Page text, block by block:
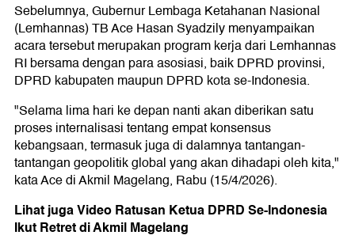
Sebelumnya, Gubernur Lembaga Ketahanan Nasional
(Lemhannas) TB Ace Hasan Syadzily menyampaikan
acara tersebut merupakan program kerja dari Lemhannas
RI bersama dengan para asosiasi, baik DPRD provinsi,
DPRD kabupaten maupun DPRD kota se-Indonesia.
"Selama lima hari ke depan nanti akan diberikan satu
proses internalisasi tentang empat konsensus
kebangsaan, termasuk juga di dalamnya tantangan-
tantangan geopolitik global yang akan dihadapi oleh kita,"
kata Ace di Akmil Magelang, Rabu (15/4/2026).
Lihat juga Video Ratusan Ketua DPRD Se-Indonesia
Ikut Retret di Akmil Magelang